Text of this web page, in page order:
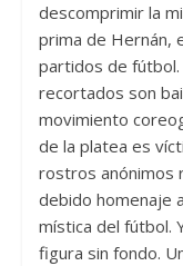
descomprimir la
prima de Hernán,
partidos de fútbol.
recortados son
movimiento
de la platea es
rostros anónimos
debido homenaje
mística del fútbol.
figura sin fondo.